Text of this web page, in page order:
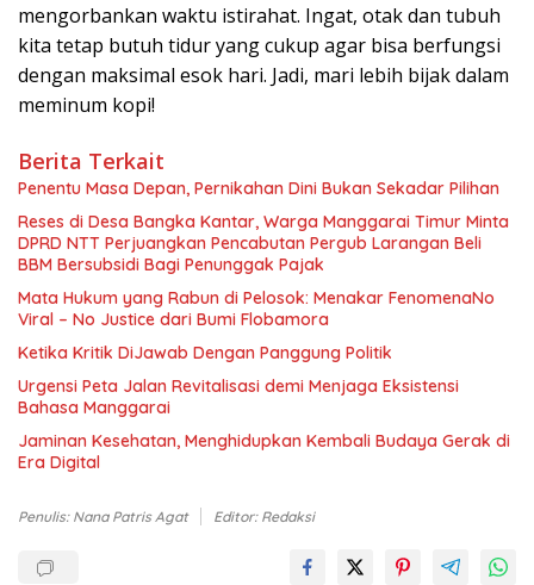
mengorbankan waktu istirahat. Ingat, otak dan tubuh
kita tetap butuh tidur yang cukup agar bisa berfungsi
dengan maksimal esok hari. Jadi, mari lebih bijak dalam
meminum kopi!
Berita Terkait
Penentu Masa Depan, Pernikahan Dini Bukan Sekadar Pilihan
Reses di Desa Bangka Kantar, Warga Manggarai Timur Minta
DPRD NTT Perjuangkan Pencabutan Pergub Larangan Beli
BBM Bersubsidi Bagi Penunggak Pajak
Mata Hukum yang Rabun di Pelosok: Menakar FenomenaNo
Viral – No Justice dari Bumi Flobamora
Ketika Kritik DiJawab Dengan Panggung Politik
Urgensi Peta Jalan Revitalisasi demi Menjaga Eksistensi
Bahasa Manggarai
Jaminan Kesehatan, Menghidupkan Kembali Budaya Gerak di
Era Digital
Penulis: Nana Patris Agat Editor: Redaksi